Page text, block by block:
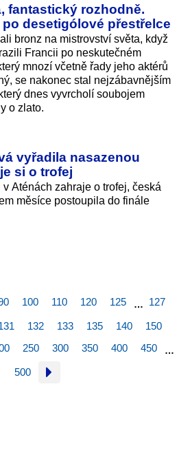
fantastický rozhodně.
desetigólové přestřelce
bronz na mistrovství světa, když
Francii po neskutečném
mnozí včetně řady jeho aktérů
se nakonec stal nejzábavnějším
dnes vyvrcholí soubojem
o zlato.
vyřadila nasazenou
si o trofej
Aténách zahraje o trofej, česká
měsíce postoupila do finále
100 110 120 125 … 127
132 133 135 140
150
250 300 350 400 450 …
500